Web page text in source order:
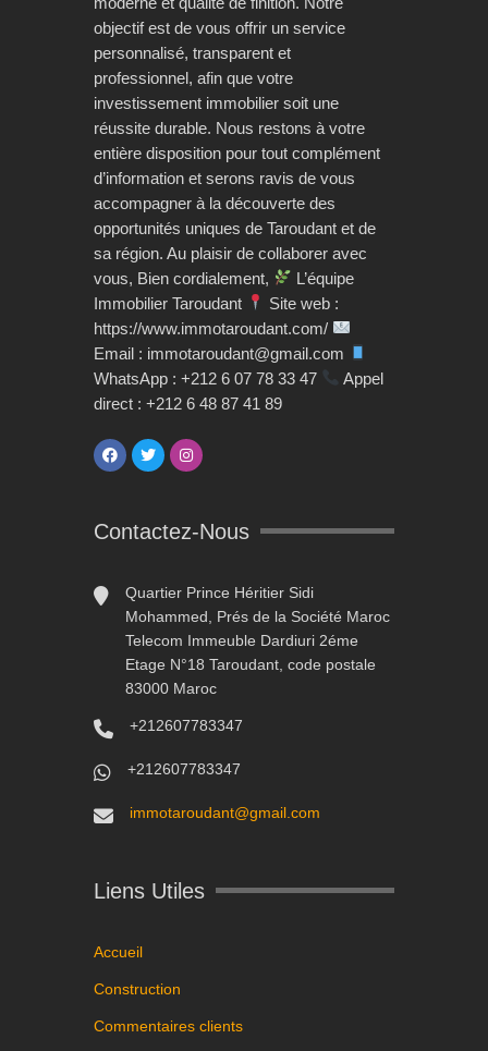
objectif est de vous offrir un service
personnalisé, transparent et
professionnel, afin que votre
investissement immobilier soit une
réussite durable. Nous restons à votre
entière disposition pour tout complément
d’information et serons ravis de vous
accompagner à la découverte des
opportunités uniques de Taroudant et de
sa région. Au plaisir de collaborer avec
vous, Bien cordialement,
L’équipe
Immobilier Taroudant
Site web :
https://www.immotaroudant.com/
Email : immotaroudant@gmail.com
WhatsApp : +212 6 07 78 33 47
Appel
direct : +212 6 48 87 41 89
Contactez-Nous
Quartier Prince Héritier Sidi
Mohammed, Prés de la Société Maroc
Telecom Immeuble Dardiuri 2éme
Etage N°18 Taroudant, code postale
83000 Maroc
+212607783347
+212607783347
immotaroudant@gmail.com
Liens Utiles
Accueil
Construction
Commentaires clients